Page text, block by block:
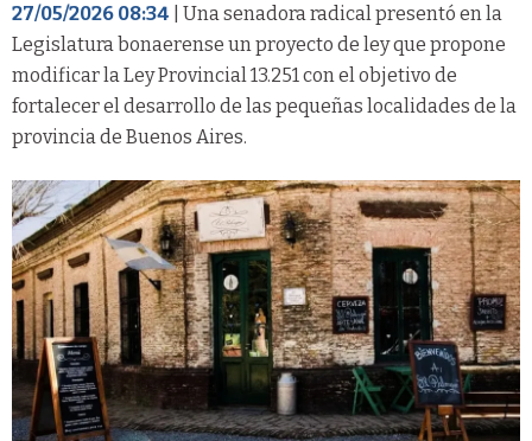
27/05/2026 08:34 | Una senadora radical presentó en la
Legislatura bonaerense un proyecto de ley que propone
modificar la Ley Provincial 13.251 con el objetivo de
fortalecer el desarrollo de las pequeñas localidades de la
provincia de Buenos Aires.